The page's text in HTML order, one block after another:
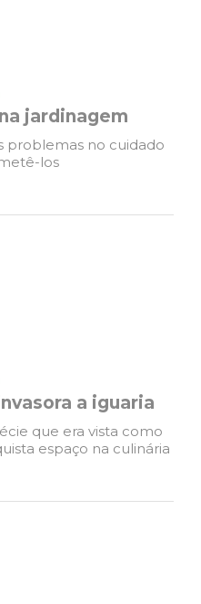
jardinagem
problemas no cuidado
los
a iguaria
que era vista como
espaço na culinária